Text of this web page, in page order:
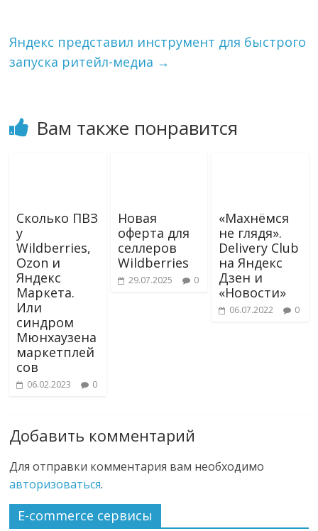
i
Яндекс представил инструмент для быстрого
запуска ритейл-медиа →
Вам также понравится
Сколько ПВЗ
у
Wildberries,
Ozon и
Яндекс
Маркета.
Или
синдром
Мюнхаузена
маркетплей
сов
06.02.2023 0
Новая
оферта для
селлеров
Wildberries
29.07.2025 0
«Махнёмся
не глядя».
Delivery Club
на Яндекс
Дзен и
«Новости»
06.07.2022 0
Добавить комментарий
Для отправки комментария вам необходимо
авторизоваться.
E-commerce сервисы